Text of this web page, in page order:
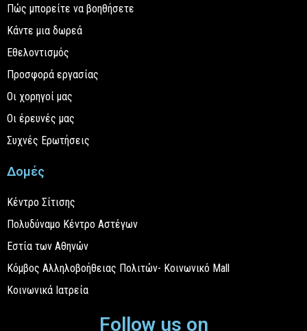
Πώς μπορείτε να βοηθήσετε
Κάντε μια δωρεά
Εθελοντισμός
Προσφορά εργασίας
Οι χορηγοί μας
Οι έρευνές μας
Συχνές Ερωτήσεις
Δομές
Κέντρο Σίτισης
Πολυδύναμο Κέντρο Αστέγων
Εστία των Αθηνών
Κόμβος Αλληλοβοήθειας Πολιτών- Κοινωνικό Mall
Κοινωνικά Ιατρεία
Follow us on